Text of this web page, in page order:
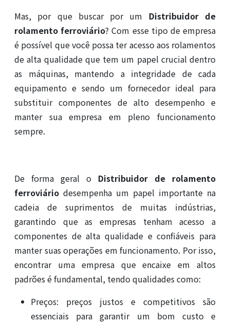
Mas, por que buscar por um Distribuidor de
rolamento ferroviário? Com esse tipo de empresa
é possível que você possa ter acesso aos rolamentos
de alta qualidade que tem um papel crucial dentro
as máquinas, mantendo a integridade de cada
equipamento e sendo um fornecedor ideal para
substituir componentes de alto desempenho e
manter sua empresa em pleno funcionamento
sempre.
De forma geral o Distribuidor de rolamento
ferroviário desempenha um papel importante na
cadeia de suprimentos de muitas indústrias,
garantindo que as empresas tenham acesso a
componentes de alta qualidade e confiáveis para
manter suas operações em funcionamento. Por isso,
encontrar uma empresa que encaixe em altos
padrões é fundamental, tendo qualidades como:
Preços: preços justos e competitivos são
essenciais para garantir um bom custo e